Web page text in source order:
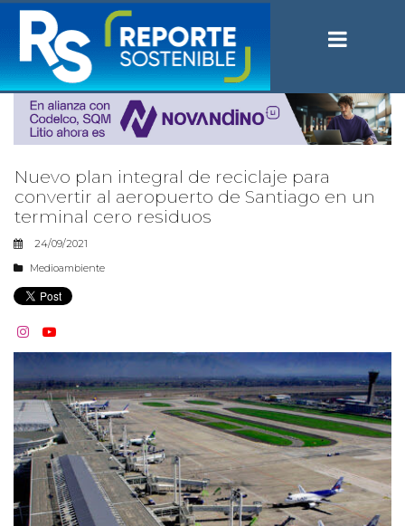
Nuevo plan integral de reciclaje para
convertir al aeropuerto de Santiago en un
terminal cero residuos
24/09/2021
Medioambiente
 